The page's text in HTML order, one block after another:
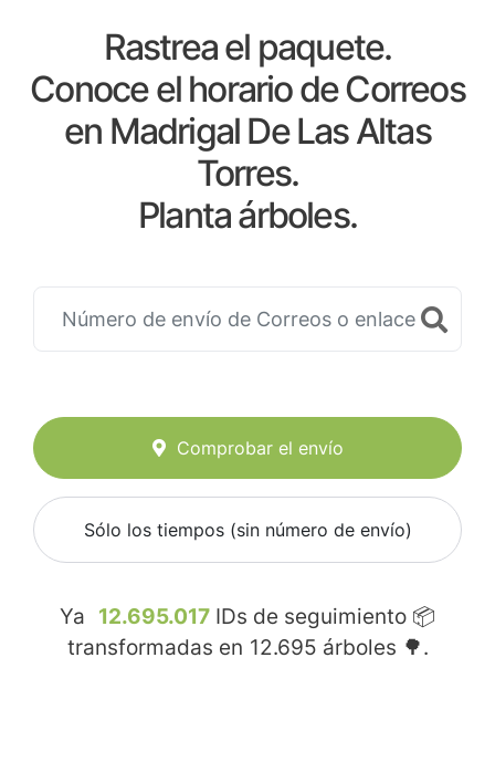
Rastrea el paquete.
Conoce el horario de Correos
en Madrigal De Las Altas
Torres.
Planta árboles.
Comprobar el envío
Sólo los tiempos (sin número de envío)
Ya 12.695.017 IDs de seguimiento 📦
transformadas en 12.695 árboles 🌳.